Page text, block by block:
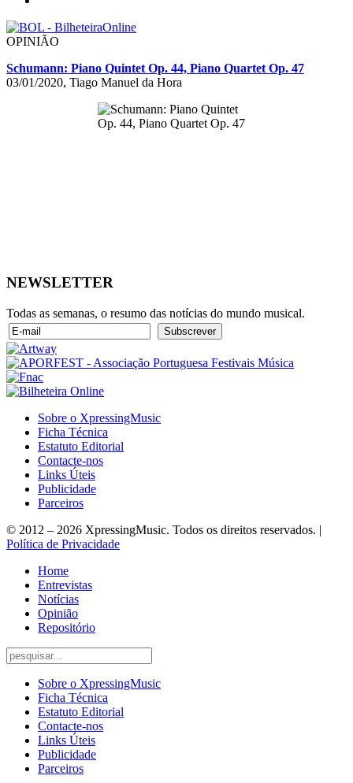
OPINIÃO
Schumann: Piano Quintet Op. 44, Piano Quartet Op. 47
03/01/2020, Tiago Manuel da Hora
NEWSLETTER
Todas as semanas, o resumo das notícias do mundo musical.
Sobre o XpressingMusic
Ficha Técnica
Estatuto Editorial
Contacte-nos
Links Úteis
Publicidade
Parceiros
© 2012 – 2026 XpressingMusic. Todos os direitos reservados. |
Política de Privacidade
Home
Entrevistas
Notícias
Opinião
Repositório
Sobre o XpressingMusic
Ficha Técnica
Estatuto Editorial
Contacte-nos
Links Úteis
Publicidade
Parceiros